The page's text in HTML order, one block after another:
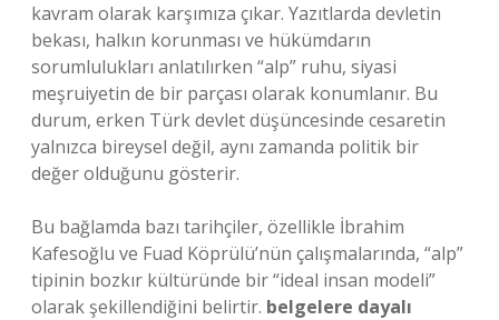
kavram olarak karşımıza çıkar. Yazıtlarda devletin
bekası, halkın korunması ve hükümdarın
sorumlulukları anlatılırken “alp” ruhu, siyasi
meşruiyetin de bir parçası olarak konumlanır. Bu
durum, erken Türk devlet düşüncesinde cesaretin
yalnızca bireysel değil, aynı zamanda politik bir
değer olduğunu gösterir.
Bu bağlamda bazı tarihçiler, özellikle İbrahim
Kafesoğlu ve Fuad Köprülü’nün çalışmalarında, “alp”
tipinin bozkır kültüründe bir “ideal insan modeli”
olarak şekillendiğini belirtir. belgelere dayalı